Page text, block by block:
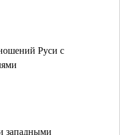
Руси с
западными